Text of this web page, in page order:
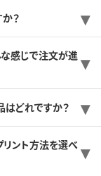
？
な感じで注文が進
はどれですか？
リント方法を選べ